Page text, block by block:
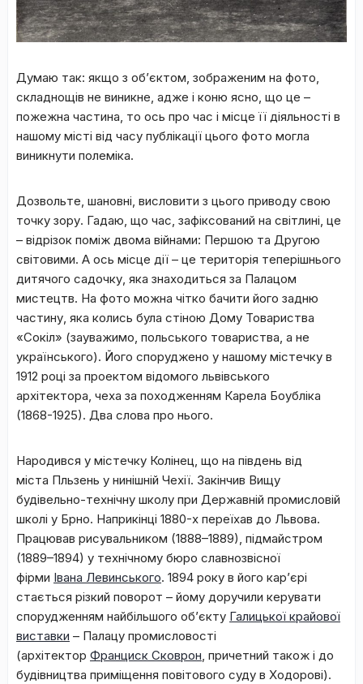
Думаю так: якщо з об’єктом, зображеним на фото,
складнощів не виникне, адже і коню ясно, що це –
пожежна частина, то ось про час і місце її діяльності в
нашому місті від часу публікації цього фото могла
виникнути полеміка.
Дозвольте, шановні, висловити з цього приводу свою
точку зору. Гадаю, що час, зафіксований на світлині, це
– відрізок поміж двома війнами: Першою та Другою
світовими. А ось місце дії – це територія теперішнього
дитячого садочку, яка знаходиться за Палацом
мистецтв. На фото можна чітко бачити його задню
частину, яка колись була стіною Дому Товариства
«Сокіл» (зауважимо, польського товариства, а не
українського). Його споруджено у нашому містечку в
1912 році за проектом відомого львівського
архітектора, чеха за походженням Карела Боубліка
(1868-1925). Два слова про нього.
Народився у містечку Колінец, що на південь від
міста Пльзень у нинішній Чехії. Закінчив Вищу
будівельно-технічну школу при Державній промисловій
школі у Брно. Наприкінці 1880-х переїхав до Львова.
Працював рисувальником (1888–1889), підмайстром
(1889–1894) у технічному бюро славнозвісної
фірми Івана Левинського. 1894 року в його кар’єрі
стається різкий поворот – йому доручили керувати
спорудженням найбільшого об’єкту Галицької крайової
виставки – Палацу промисловості
(архітектор Франциск Сковрон, причетний також і до
будівництва приміщення повітового суду в Ходорові).